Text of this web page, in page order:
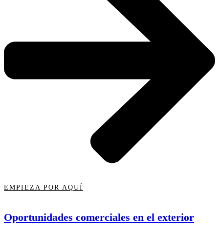
EMPIEZA POR AQUÍ
Oportunidades comerciales en el exterior